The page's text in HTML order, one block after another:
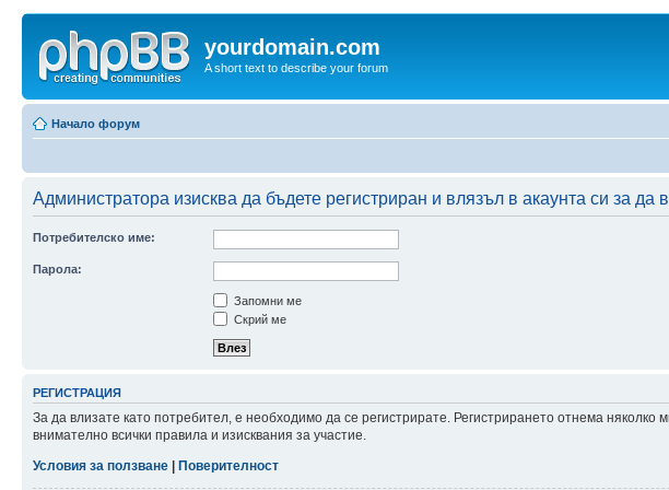
yourdomain.com
A short text to describe your forum
Начало форум
Администратора изисква да бъдете регистриран и влязъл в акаунта си за да
Потребителско име:
Парола:
Запомни ме
Скрий ме
РЕГИСТРАЦИЯ
За да влизате като потребител, е необходимо да се регистрирате. Регистрирането отнема
внимателно всички правила и изисквания за участие.
Условия за ползване
Поверителност